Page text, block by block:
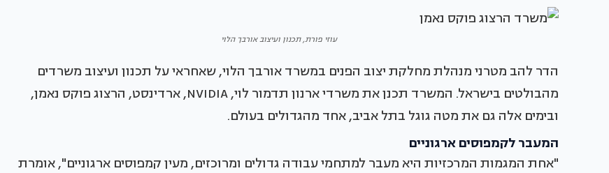
עוזי פורת, תכנון ועיצוב אורבך הלוי
הדר להב מטרני מנהלת מחלקת יצוב הפנים במשרד אורבך הלוי, שאחראי על תכנון ועיצוב משרדים
מהבולטים בישראל. המשרד תכנן את משרדי ארנון תדמור לוי, NVIDIA, ארדינסט, הרצוג פוקס נאמן,
ובימים אלה גם את מטה גוגל בתל אביב, אחד מהגדולים בעולם.
המעבר לקמפוסים ארגוניים
"אחת המגמות המרכזיות היא מעבר למתחמי עבודה גדולים ומרוכזים, מעין קמפוסים ארגוניים", אומרת